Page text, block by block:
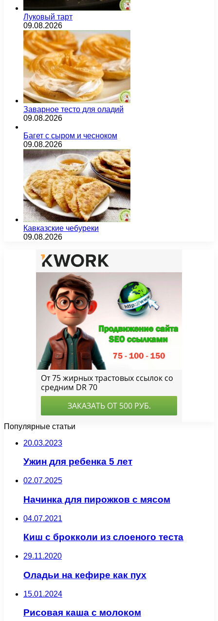
Луковый тарт
09.08.2026
Заварное тесто для оладий
09.08.2026
Багет с сыром и чесноком
09.08.2026
Кавказские чебуреки
09.08.2026
Популярные статьи
20.03.2023
Ужин для ребенка 5 лет
02.07.2025
Начинка для пирожков с мясом
04.07.2021
Киш с брокколи из слоеного теста
29.11.2020
Оладьи на кефире как пух
15.01.2024
Рисовая каша с молоком